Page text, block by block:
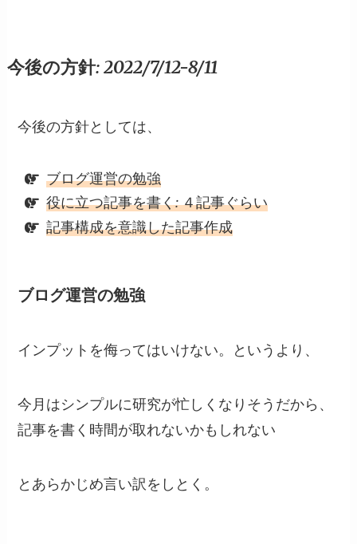
今後の方針: 2022/7/12-8/11
今後の方針としては、
ブログ運営の勉強
役に立つ記事を書く: ４記事ぐらい
記事構成を意識した記事作成
ブログ運営の勉強
インプットを侮ってはいけない。というより、
今月はシンプルに研究が忙しくなりそうだから、
記事を書く時間が取れないかもしれない
とあらかじめ言い訳をしとく。